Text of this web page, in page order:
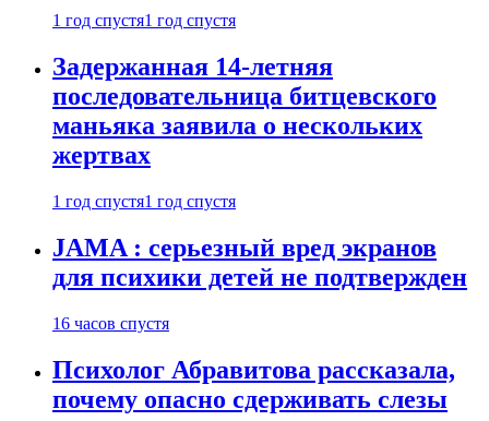
1 год спустя1 год спустя
Задержанная 14-летняя
последовательница битцевского
маньяка заявила о нескольких
жертвах
1 год спустя1 год спустя
JAMA : серьезный вред экранов
для психики детей не подтвержден
16 часов спустя
Психолог Абравитова рассказала,
почему опасно сдерживать слезы